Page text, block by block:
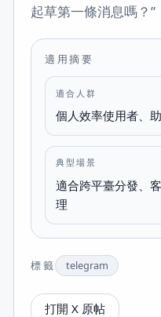
起草第一條消息嗎？”
適用摘要
適合人群
個人效率使用者、
典型場景
適合跨平臺分發、
理
標籤 telegram
打開 X 原帖